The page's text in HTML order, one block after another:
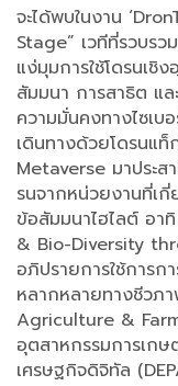
จะได้พบในงาน
Stage” เวทีที่รวบรว
แง่มุมการใช้โดรนเชิ
สัมมนา การสาธิต แล
ความมั่นคงทางไซเ
เดินทางด้วยโดรนแท็
Metaverse มาประส
รนจากหน่วยงานที่เ
ข้อสัมมนาไฮไลต์ อ
& Bio-Diversity
อภิปรายการใช้การ
หลากหลายทางชีวภ
Agriculture &
อุตสาหกรรมการเก
เศรษฐกิจดิจิทัล